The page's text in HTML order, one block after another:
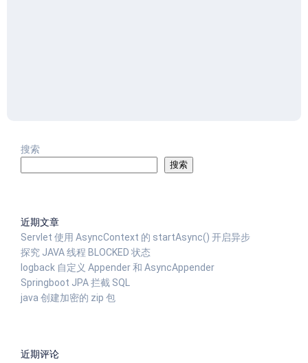
搜索
搜索
近期文章
Servlet 使用 AsyncContext 的 startAsync() 开启异步
探究 JAVA 线程 BLOCKED 状态
logback 自定义 Appender 和 AsyncAppender
Springboot JPA 拦截 SQL
java 创建加密的 zip 包
近期评论